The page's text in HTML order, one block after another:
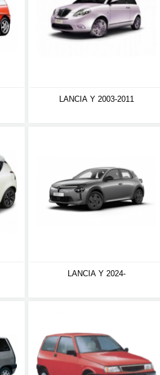
LANCIA Y 2003-2011
LANCIA Y 2024-